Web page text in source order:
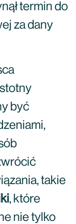
termin do
za dany
być
takie
, które
nie tylko